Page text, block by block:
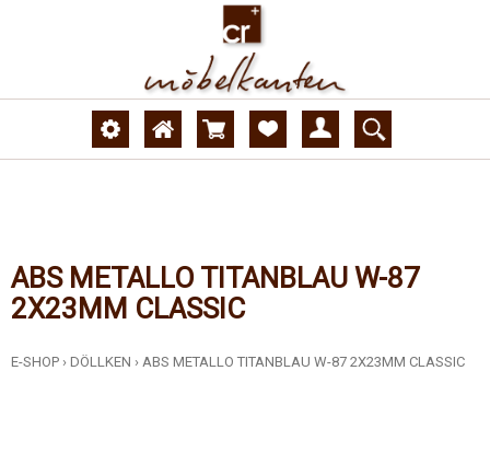
ABS METALLO TITANBLAU W-87
2X23MM CLASSIC
E-SHOP › DÖLLKEN › ABS METALLO TITANBLAU W-87 2X23MM CLASSIC